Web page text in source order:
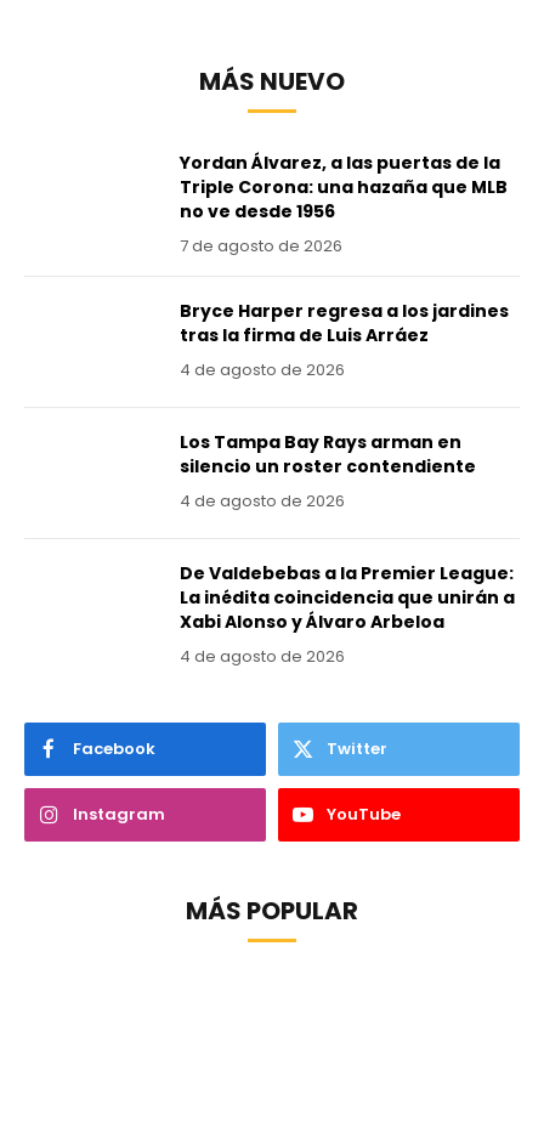
MÁS NUEVO
Yordan Álvarez, a las puertas de la
Triple Corona: una hazaña que MLB
no ve desde 1956
7 de agosto de 2026
Bryce Harper regresa a los jardines
tras la firma de Luis Arráez
4 de agosto de 2026
Los Tampa Bay Rays arman en
silencio un roster contendiente
4 de agosto de 2026
De Valdebebas a la Premier League:
La inédita coincidencia que unirán a
Xabi Alonso y Álvaro Arbeloa
4 de agosto de 2026
Facebook Twitter
Instagram YouTube
MÁS POPULAR